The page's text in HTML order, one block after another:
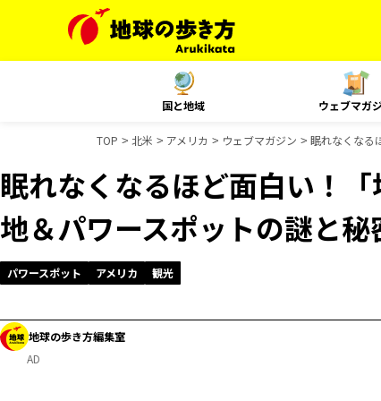
国と地域 ウェブマガ
TOP 北米 アメリカ ウェブマガジン 眠れなくなる
眠れなくなるほど面白い！
地＆パワースポットの謎と秘
パワースポット アメリカ 観光
地球の歩き方編集室
AD